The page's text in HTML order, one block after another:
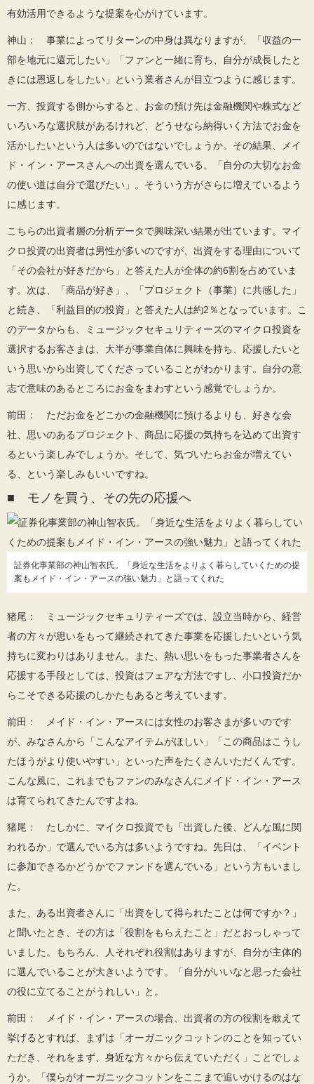
有効活用できるような提案を心がけています。
神山： 事業によってリターンの中身は異なりますが、「収益の一
部を地元に還元したい」「ファンと一緒に育ち、自分が成長したと
きには恩返しをしたい」という業者さんが目立つように感じます。
一方、投資する側からすると、お金の預け先は金融機関や株式など
いろいろな選択肢があるけれど、どうせなら納得いく方法でお金を
活かしたいという人は多いのではないでしょうか。その結果、メイ
ド・イン・アースさんへの出資を選んでいる。「自分の大切なお金
の使い道は自分で選びたい」。そういう方がさらに増えているよう
に感じます。
こちらの出資者層の分析データで興味深い結果が出ています。マイ
クロ投資の出資者は男性が多いのですが、出資をする理由について
「その会社が好きだから」と答えた人が全体の約6割を占めていま
す。次は、「商品が好き」、「プロジェクト（事業）に共感した」
と続き、「利益目的の投資」と答えた人は約2％となっています。こ
のデータからも、ミュージックセキュリティーズのマイクロ投資を
選択するお客さまは、大半が事業自体に興味を持ち、応援したいと
いう思いから出資してくださっていることがわかります。自分の意
志で意味のあるところにお金をまわすという感覚でしょうか。
前田： ただお金をどこかの金融機関に預けるよりも、好きな会
社、思いのあるプロジェクト、商品に応援の気持ちを込めて出資す
るという楽しみでしょうか。そして、気づいたらお金が増えてい
る、という楽しみもいいですね。
■ モノを買う、その先の応援へ
証券化事業部の神山智衣氏。「身近な生活をよりよく暮らしていくための提
案もメイド・イン・アースの強い魅力」と語ってくれた
猪尾： ミュージックセキュリティーズでは、設立当時から、経営
者の方々が思いをもって継続されてきた事業を応援したいという気
持ちに変わりはありません。また、熱い思いをもった事業者さんを
応援する手段としては、投資はフェアな方法ですし、小口投資だか
らこそできる応援のしかたもあると考えています。
前田： メイド・イン・アースには女性のお客さまが多いのです
が、みなさんから「こんなアイテムがほしい」「この商品はこうし
たほうがより使いやすい」といった声をたくさんいただくんです。
こんな風に、これまでもファンのみなさんにメイド・イン・アース
は育てられてきたんですよね。
猪尾： たしかに、マイクロ投資でも「出資した後、どんな風に関
われるか」で選んでいる方は多いようですね。先日は、「イベント
に参加できるかどうかでファンドを選んでいる」という方もいまし
た。
また、ある出資者さんに「出資をして得られたことは何ですか？」
と聞いたとき、その方は「役割をもらえたこと」だとおっしゃって
いました。もちろん、人それぞれ役割はありますが、自分が主体的
に選んでいることが大きいようです。「自分がいいなと思った会社
の役に立てることがうれしい」と。
前田： メイド・イン・アースの場合、出資者の方の役割を敢えて
挙げるとすれば、まずは「オーガニックコットンのことを知ってい
ただき、それをまず、身近な方々から伝えていただく」ことでしょ
うか。「僕らがオーガニックコットンをここまで追いかけるのはな